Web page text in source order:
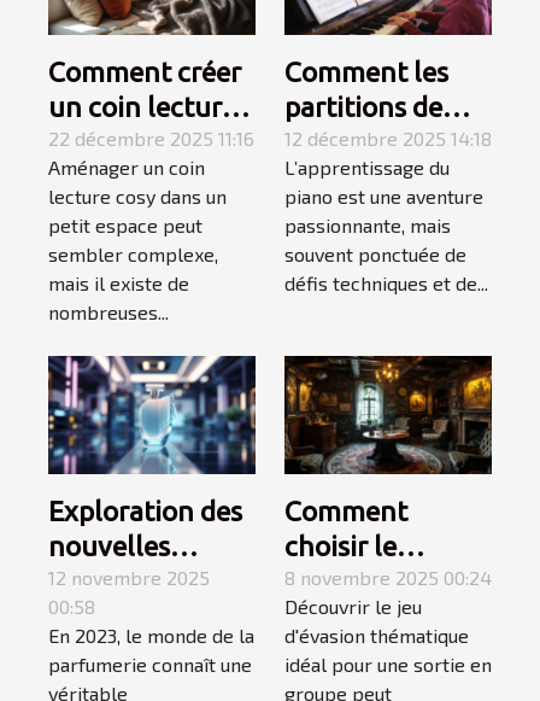
Comment créer
un coin lecture
cosy dans un
petit espace ?
22 décembre 2025 11:16
Aménager un coin
lecture cosy dans un
petit espace peut
sembler complexe,
mais il existe de
nombreuses...
Comment les
partitions de
niveau variable
favorisent
l'apprentissage
du piano ?
12 décembre 2025 14:18
L’apprentissage du
piano est une aventure
passionnante, mais
souvent ponctuée de
défis techniques et de...
Exploration des
nouvelles
tendances des
parfums en
2023
12 novembre 2025
00:58
En 2023, le monde de la
parfumerie connaît une
véritable
Comment
choisir le
meilleur jeu
d'évasion
thématique
pour une sortie
8 novembre 2025 00:24
Découvrir le jeu
d'évasion thématique
idéal pour une sortie en
groupe peut